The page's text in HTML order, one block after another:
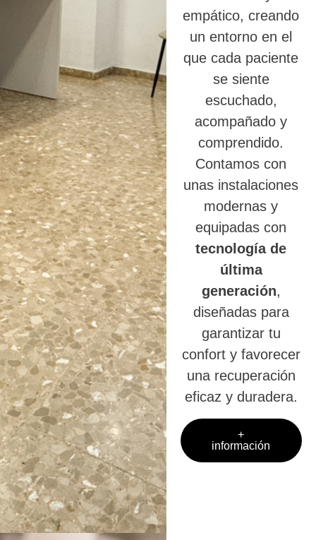
empático, creando
un entorno en el
que cada paciente
se siente
escuchado,
acompañado y
comprendido.
Contamos con
unas instalaciones
modernas y
equipadas con
tecnología de
última
generación,
diseñadas para
garantizar tu
confort y favorecer
una recuperación
eficaz y duradera.
+
información